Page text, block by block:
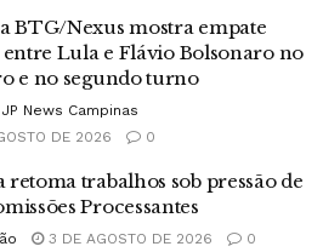
BTG/Nexus mostra empate
Lula e Flávio Bolsonaro no
e no segundo turno
News Campinas
DE 2026
0
retoma trabalhos sob pressão de
Processantes
3 DE AGOSTO DE 2026 0